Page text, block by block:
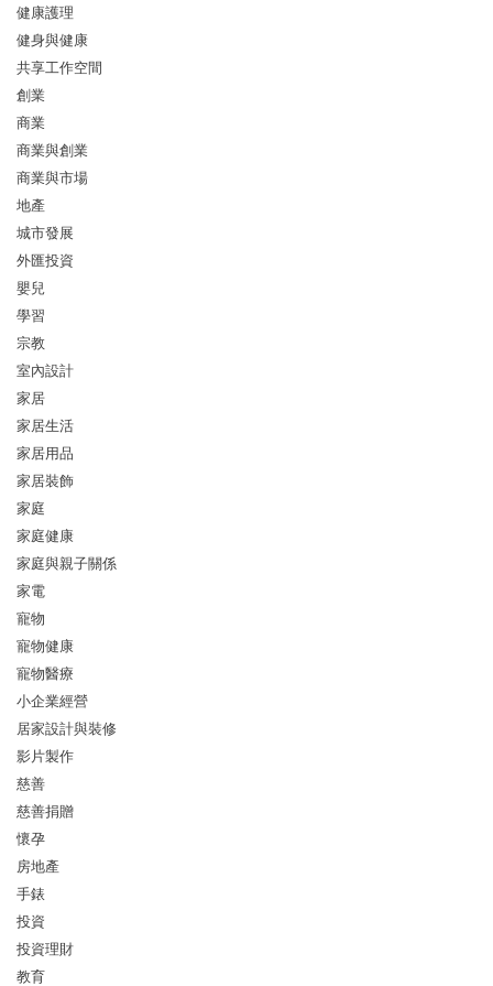
健康護理
健身與健康
共享工作空間
創業
商業
商業與創業
商業與市場
地產
城市發展
外匯投資
嬰兒
學習
宗教
室內設計
家居
家居生活
家居用品
家居裝飾
家庭
家庭健康
家庭與親子關係
家電
寵物
寵物健康
寵物醫療
小企業經營
居家設計與裝修
影片製作
慈善
慈善捐贈
懷孕
房地產
手錶
投資
投資理財
教育